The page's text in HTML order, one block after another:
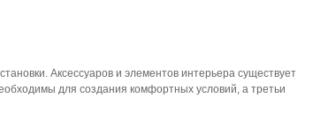
Аксессуаров и элементов интерьера существует
для создания комфортных условий, а третьи